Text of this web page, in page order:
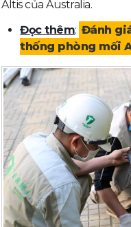
Altis của Australia.
Đọc thêm: Đánh
thống phòng mối